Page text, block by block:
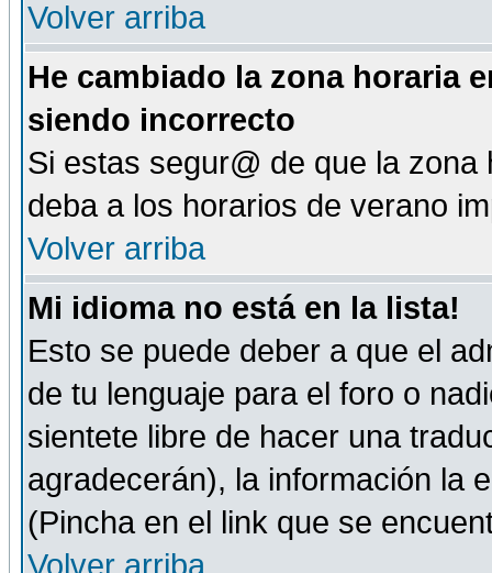
Volver arriba
He cambiado la zona horaria
siendo incorrecto
Si estas segur@ de que la
deba a los horarios de verano
Volver arriba
Mi idioma no está en la lista!
Esto se puede deber a que el
de tu lenguaje para el foro o
sientete libre de hacer una
agradecerán), la información la
(Pincha en el link que se
Volver arriba